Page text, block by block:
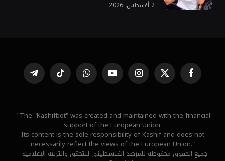
2 أغسطس، 2026
فيسبوك X
(Twitter)
الانستغراميوتيوب واتساب تيكتوك تيلقرام
" The "Kashifbot" was created and maintained with the financial
support of the European Union.
Its content is the sole responsibility of Kashif and does not
necessarily reflect the views of the European Union."
جميع الحقوق محفوظة للمرصد الفلسطيني للتحقق والتربية الإعلامية -